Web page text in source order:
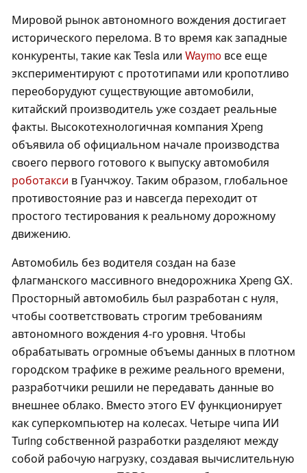
Мировой рынок автономного вождения достигает
исторического перелома. В то время как западные
конкуренты, такие как Tesla или Waymo все еще
экспериментируют с прототипами или кропотливо
переоборудуют существующие автомобили,
китайский производитель уже создает реальные
факты. Высокотехнологичная компания Xpeng
объявила об официальном начале производства
своего первого готового к выпуску автомобиля
роботакси в Гуанчжоу. Таким образом, глобальное
противостояние раз и навсегда переходит от
простого тестирования к реальному дорожному
движению.
Автомобиль без водителя создан на базе
флагманского массивного внедорожника Xpeng GX.
Просторный автомобиль был разработан с нуля,
чтобы соответствовать строгим требованиям
автономного вождения 4-го уровня. Чтобы
обрабатывать огромные объемы данных в плотном
городском трафике в режиме реального времени,
разработчики решили не передавать данные во
внешнее облако. Вместо этого EV функционирует
как суперкомпьютер на колесах. Четыре чипа ИИ
Turing собственной разработки разделяют между
собой рабочую нагрузку, создавая вычислительную